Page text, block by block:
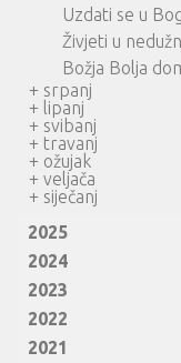
Uzdati se u
Živjeti u
Božja Bolja
+ srpanj
+ lipanj
+ svibanj
+ travanj
+ ožujak
+ veljača
+ siječanj
2025
2024
2023
2022
2021